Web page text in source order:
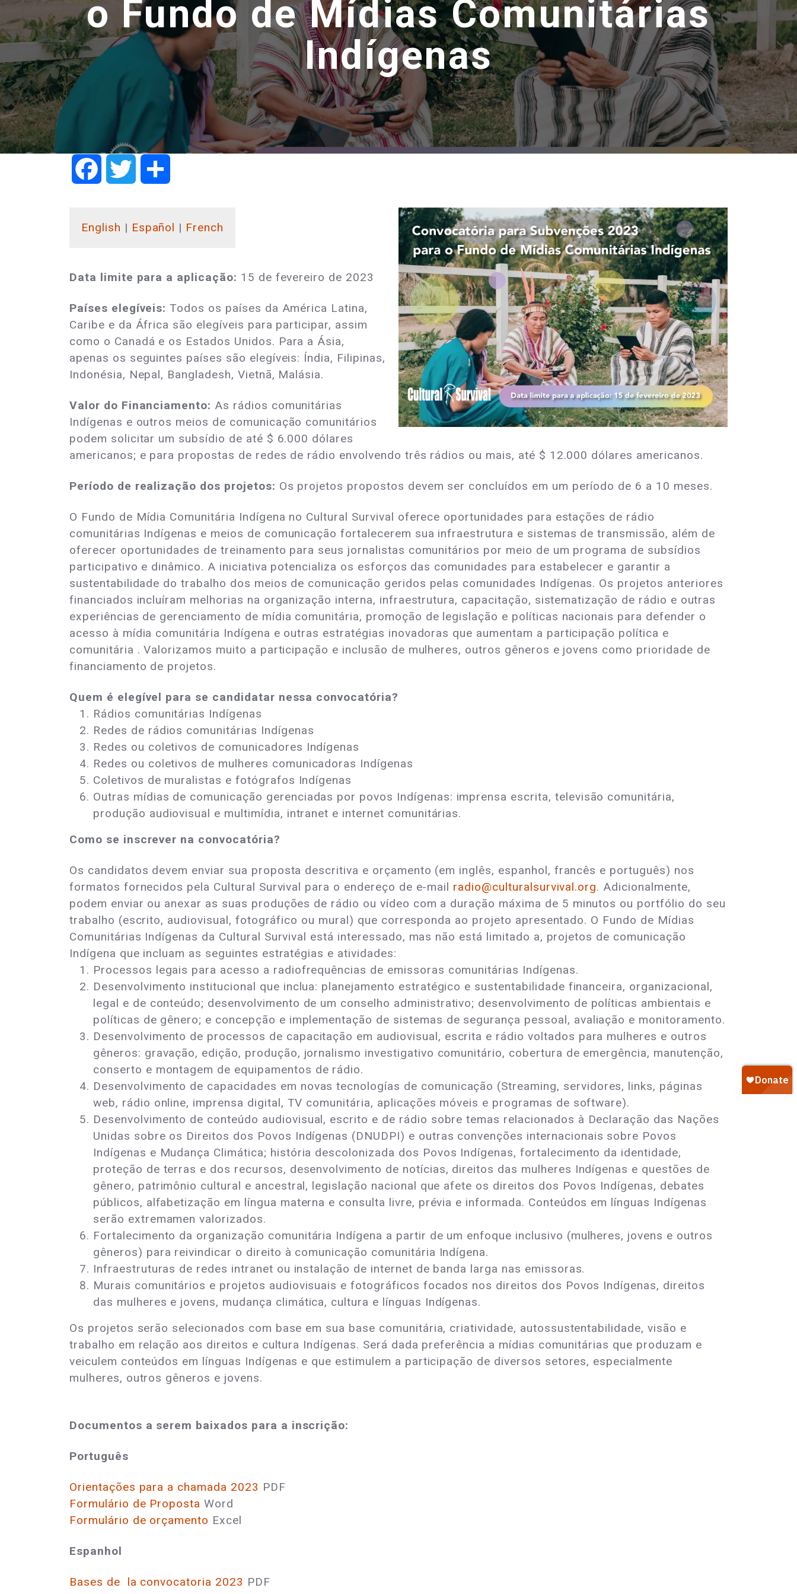
o Fundo de Mídias Comunitárias
Indígenas
FacebookTwitter
English | Español | French
Data limite para a aplicação: 15 de fevereiro de 2023
Países elegíveis: Todos os países da América Latina,
Caribe e da África são elegíveis para participar, assim
como o Canadá e os Estados Unidos. Para a Ásia,
apenas os seguintes países são elegíveis: Índia, Filipinas,
Indonésia, Nepal, Bangladesh, Vietnã, Malásia.
Valor do Financiamento: As rádios comunitárias
Indígenas e outros meios de comunicação comunitários
podem solicitar um subsídio de até $ 6.000 dólares
americanos; e para propostas de redes de rádio envolvendo três rádios ou mais, até $ 12.000 dólares americanos.
Período de realização dos projetos: Os projetos propostos devem ser concluídos em um período de 6 a 10 meses.
O Fundo de Mídia Comunitária Indígena no Cultural Survival oferece oportunidades para estações de rádio
comunitárias Indígenas e meios de comunicação fortalecerem sua infraestrutura e sistemas de transmissão, além de
oferecer oportunidades de treinamento para seus jornalistas comunitários por meio de um programa de subsídios
participativo e dinâmico. A iniciativa potencializa os esforços das comunidades para estabelecer e garantir a
sustentabilidade do trabalho dos meios de comunicação geridos pelas comunidades Indígenas. Os projetos anteriores
financiados incluíram melhorias na organização interna, infraestrutura, capacitação, sistematização de rádio e outras
experiências de gerenciamento de mídia comunitária, promoção de legislação e políticas nacionais para defender o
acesso à mídia comunitária Indígena e outras estratégias inovadoras que aumentam a participação política e
comunitária . Valorizamos muito a participação e inclusão de mulheres, outros gêneros e jovens como prioridade de
financiamento de projetos.
Quem é elegível para se candidatar nessa convocatória?
Rádios comunitárias Indígenas
Redes de rádios comunitárias Indígenas
Redes ou coletivos de comunicadores Indígenas
Redes ou coletivos de mulheres comunicadoras Indígenas
Coletivos de muralistas e fotógrafos Indígenas
Outras mídias de comunicação gerenciadas por povos Indígenas: imprensa escrita, televisão comunitária,
produção audiovisual e multimídia, intranet e internet comunitárias.
Como se inscrever na convocatória?
Os candidatos devem enviar sua proposta descritiva e orçamento (em inglês, espanhol, francês e português) nos
formatos fornecidos pela Cultural Survival para o endereço de e-mail radio@culturalsurvival.org. Adicionalmente,
podem enviar ou anexar as suas produções de rádio ou vídeo com a duração máxima de 5 minutos ou portfólio do seu
trabalho (escrito, audiovisual, fotográfico ou mural) que corresponda ao projeto apresentado. O Fundo de Mídias
Comunitárias Indígenas da Cultural Survival está interessado, mas não está limitado a, projetos de comunicação
Indígena que incluam as seguintes estratégias e atividades:
Processos legais para acesso a radiofrequências de emissoras comunitárias Indígenas.
Desenvolvimento institucional que inclua: planejamento estratégico e sustentabilidade financeira, organizacional,
legal e de conteúdo; desenvolvimento de um conselho administrativo; desenvolvimento de políticas ambientais e
políticas de gênero; e concepção e implementação de sistemas de segurança pessoal, avaliação e monitoramento.
Desenvolvimento de processos de capacitação em audiovisual, escrita e rádio voltados para mulheres e outros
gêneros: gravação, edição, produção, jornalismo investigativo comunitário, cobertura de emergência, manutenção,
conserto e montagem de equipamentos de rádio.
Desenvolvimento de capacidades em novas tecnologías de comunicação (Streaming, servidores, links, páginas
web, rádio online, imprensa digital, TV comunitária, aplicações móveis e programas de software).
Desenvolvimento de conteúdo audiovisual, escrito e de rádio sobre temas relacionados à Declaração das Nações
Unidas sobre os Direitos dos Povos Indígenas (DNUDPI) e outras convenções internacionais sobre Povos
Indígenas e Mudança Climática; história descolonizada dos Povos Indígenas, fortalecimento da identidade,
proteção de terras e dos recursos, desenvolvimento de notícias, direitos das mulheres Indígenas e questões de
gênero, patrimônio cultural e ancestral, legislação nacional que afete os direitos dos Povos Indígenas, debates
públicos, alfabetização em língua materna e consulta livre, prévia e informada. Conteúdos em línguas Indígenas
serão extremamen valorizados.
Fortalecimento da organização comunitária Indígena a partir de um enfoque inclusivo (mulheres, jovens e outros
gêneros) para reivindicar o direito à comunicação comunitária Indígena.
Infraestruturas de redes intranet ou instalação de internet de banda larga nas emissoras.
Murais comunitários e projetos audiovisuais e fotográficos focados nos direitos dos Povos Indígenas, direitos
das mulheres e jovens, mudança climática, cultura e línguas Indígenas.
Os projetos serão selecionados com base em sua base comunitária, criatividade, autossustentabilidade, visão e
trabalho em relação aos direitos e cultura Indígenas. Será dada preferência a mídias comunitárias que produzam e
veiculem conteúdos em línguas Indígenas e que estimulem a participação de diversos setores, especialmente
mulheres, outros gêneros e jovens.
Documentos a serem baixados para a inscrição:
Português
Orientações para a chamada 2023 PDF
Formulário de Proposta Word
Formulário de orçamento Excel
Espanhol
Bases de la convocatoria 2023 PDF